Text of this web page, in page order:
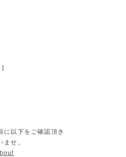
]
に以下をご確認頂き
ませ。